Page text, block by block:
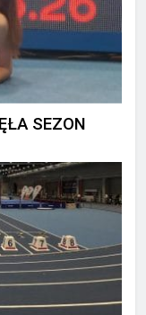
SEZON